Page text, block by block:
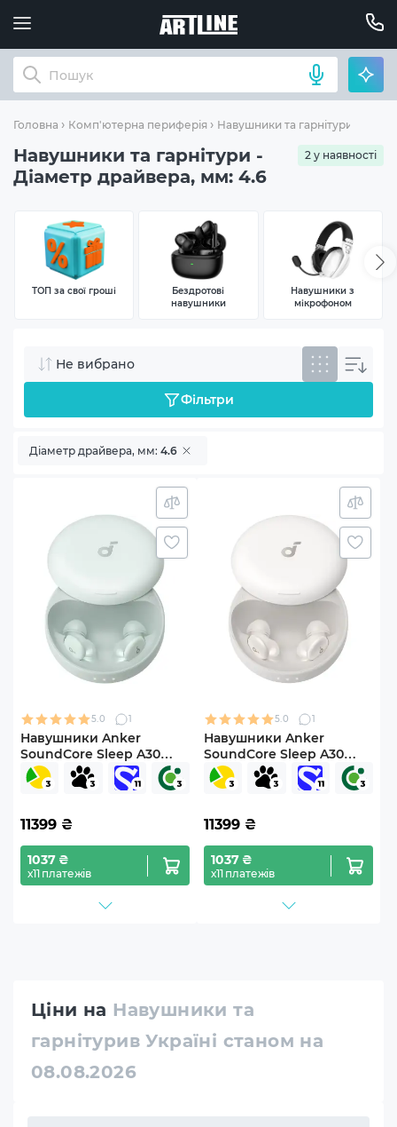
Головна Комп'ютерна периферія Навушники та гарнітури
Навушники та гарнітури -
Діаметр драйвера, мм: 4.6
2 у наявності
ТОП за свої гроші
Бездротові
навушники
Навушники з
мікрофоном
Не вибрано
Фільтри
Діаметр драйвера, мм: 4.6
5.0 1
Навушники Anker
SoundСore Sleep A30
Green (D1301G61)
11399 ₴
1037 ₴
х11 платежів
5.0 1
Навушники Anker
SoundСore Sleep A30
White (D1301G21)
11399 ₴
1037 ₴
х11 платежів
Ціни на Навушники та
гарнітурив Україні станом на
08.08.2026